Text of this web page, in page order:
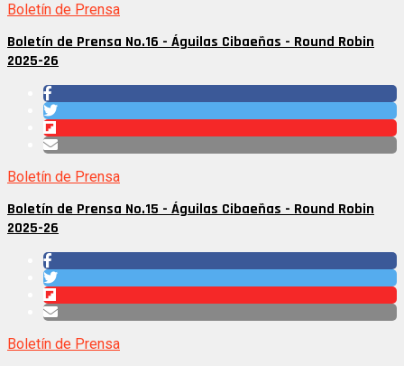
Boletín de Prensa
Boletín de Prensa No.16 - Águilas Cibaeñas - Round Robin
2025-26
Boletín de Prensa
Boletín de Prensa No.15 - Águilas Cibaeñas - Round Robin
2025-26
Boletín de Prensa